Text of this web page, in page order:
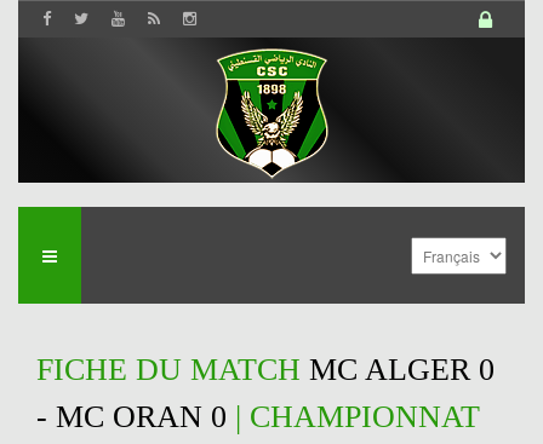
FICHE DU MATCH MC ALGER 0
- MC ORAN 0 | CHAMPIONNAT